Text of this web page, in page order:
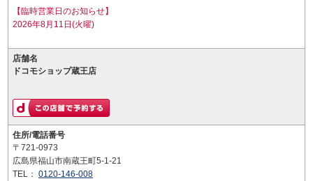
【臨時営業日のお知らせ】
2026年8月11日(火曜)
店舗名
ドコモショップ蔵王店
住所/電話番号
〒721-0973
広島県福山市南蔵王町5-1-21
TEL： 0120-146-008